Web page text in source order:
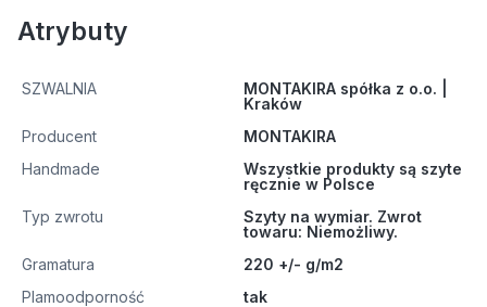
Atrybuty
SZWALNIA
MONTAKIRA spółka z o.o. |
Kraków
Producent
MONTAKIRA
Handmade
Wszystkie produkty są szyte
ręcznie w Polsce
Typ zwrotu
Szyty na wymiar. Zwrot
towaru: Niemożliwy.
Gramatura
220 +/- g/m2
Plamoodporność
tak